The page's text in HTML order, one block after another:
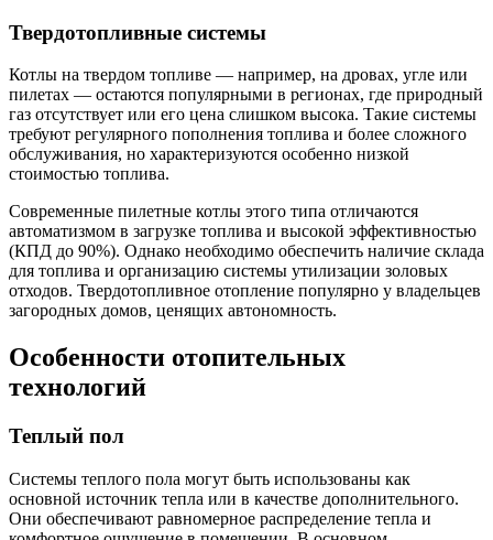
Твердотопливные системы
Котлы на твердом топливе — например, на дровах, угле или
пилетах — остаются популярными в регионах, где природный
газ отсутствует или его цена слишком высока. Такие системы
требуют регулярного пополнения топлива и более сложного
обслуживания, но характеризуются особенно низкой
стоимостью топлива.
Современные пилетные котлы этого типа отличаются
автоматизмом в загрузке топлива и высокой эффективностью
(КПД до 90%). Однако необходимо обеспечить наличие склада
для топлива и организацию системы утилизации золовых
отходов. Твердотопливное отопление популярно у владельцев
загородных домов, ценящих автономность.
Особенности отопительных
технологий
Теплый пол
Системы теплого пола могут быть использованы как
основной источник тепла или в качестве дополнительного.
Они обеспечивают равномерное распределение тепла и